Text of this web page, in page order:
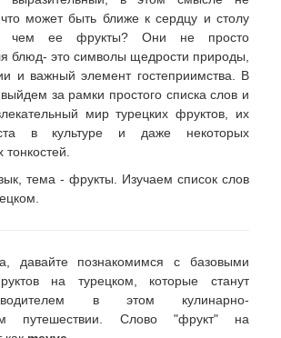
может быть ближе к сердцу и столу
чем ее фрукты? Они не просто
блюд- это символы щедрости природы,
и важный элемент гостеприимства. В
за рамки простого списка слов и
мир турецких фруктов, их
в культуре и даже некоторых
тонкостей.
тема - фрукты. Изучаем список слов
давайте познакомимся с базовыми
на турецком, которые станут
в этом кулинарно-
путешествии. Слово "фрукт" на